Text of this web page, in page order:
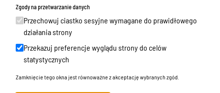
Oświadczenia majątkowe
Porozumienia i umowy
Zamierzenia i programy
Powiatowy Rzecznik Konsumentów
Biuro Rzeczy Znalezionych
Zgody na przetwarzanie danych
Przechowuj ciastko sesyjne wymagane do prawidłowego
działania strony
Przekazuj preferencje wyglądu strony do celów
statystycznych
Zamknięcie tego okna jest równoważne z akceptację wybranych zgód.